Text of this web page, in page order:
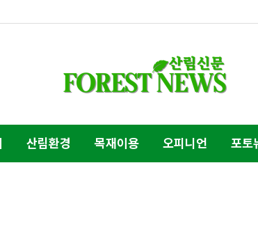
산림환경 목재이용 오피니언 포토